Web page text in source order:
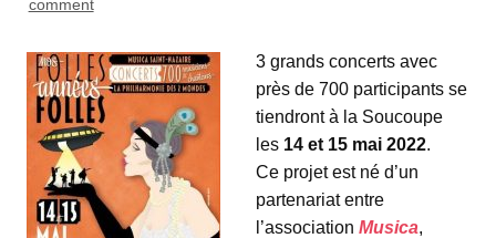
comment
3 grands concerts avec
près de 700 participants se
tiendront à la Soucoupe
les 14 et 15 mai 2022.
Ce projet est né d’un
partenariat entre
l’association Musica,